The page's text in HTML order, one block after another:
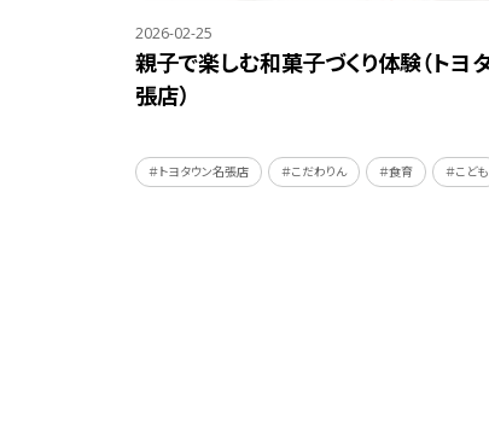
2026-02-25
親子で楽しむ和菓子づくり体験（トヨ
張店）
＃トヨタウン名張店 ＃こだわりん ＃食育 ＃こども